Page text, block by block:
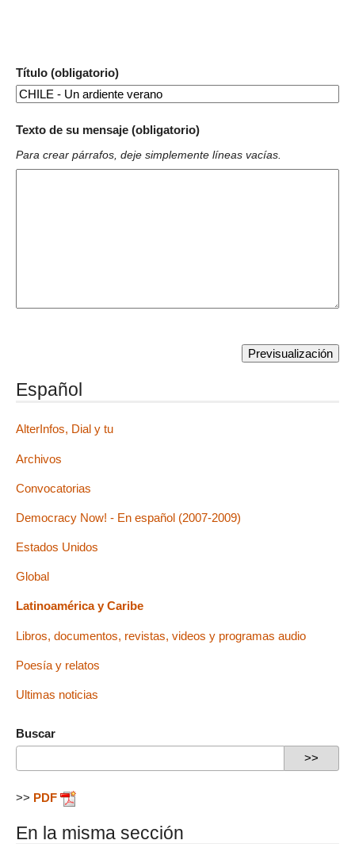
Título (obligatorio)
Texto de su mensaje (obligatorio)
Para crear párrafos, deje simplemente líneas vacías.
Español
AlterInfos, Dial y tu
Archivos
Convocatorias
Democracy Now! - En español (2007-2009)
Estados Unidos
Global
Latinoamérica y Caribe
Libros, documentos, revistas, videos y programas audio
Poesía y relatos
Ultimas noticias
Buscar
>> PDF
En la misma sección